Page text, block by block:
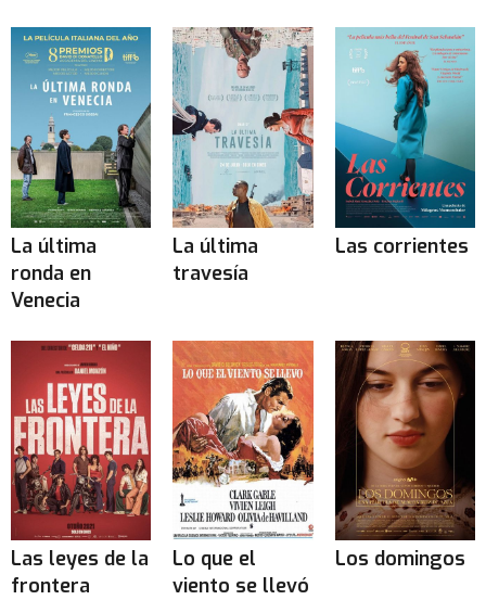
La última
ronda en
Venecia
La última
travesía
Las corrientes
Las leyes de la
frontera
Lo que el
viento se llevó
Los domingos